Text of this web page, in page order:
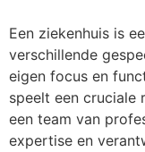
Een ziekenhuis is
verschillende
eigen focus en
speelt een cruciale
een team van
expertise en